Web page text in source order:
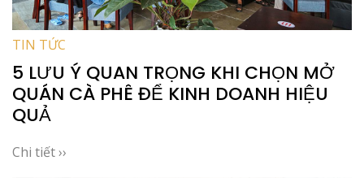
TIN TỨC
5 LƯU Ý QUAN TRỌNG KHI CHỌN MỞ
QUÁN CÀ PHÊ ĐỂ KINH DOANH HIỆU
QUẢ
Chi tiết ››